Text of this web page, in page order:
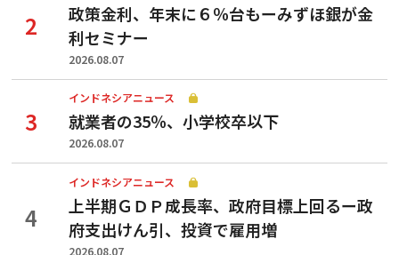
政策金利、年末に６％台もーみずほ銀が金
利セミナー
2026.08.07
インドネシアニュース
就業者の35％、小学校卒以下
2026.08.07
インドネシアニュース
上半期ＧＤＰ成長率、政府目標上回るー政
府支出けん引、投資で雇用増
2026.08.07